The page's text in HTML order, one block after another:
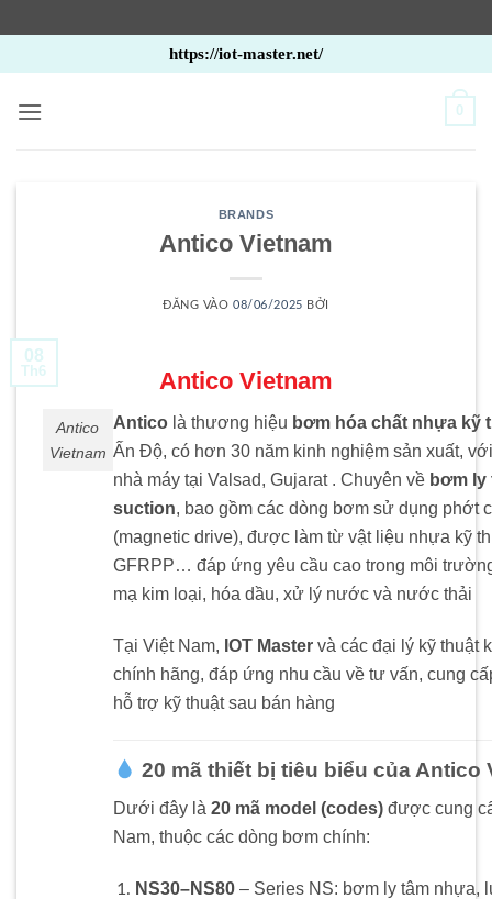
qua
nội
https://iot-master.net/
0
BRANDS
Antico Vietnam
ĐĂNG VÀO08/06/2025 BỞI
08
Th6 Antico Vietnam
Antico
Vietnam
Anticolà thương hiệu bơm hóa chất nhựa kỹ
Ấn Độ, có hơn 30 năm kinh nghiệm sản xuất,
nhà máy tại Valsad, Gujarat . Chuyên về bơm ly
suction, bao gồm các dòng bơm sử dụng phớt
(magnetic drive), được làm từ vật liệu nhựa kỹ
GFRPP… đáp ứng yêu cầu cao trong môi
mạ kim loại, hóa dầu, xử lý nước và nước thải
Tại Việt Nam, IOT Mastervà các đại lý kỹ thuật
chính hãng, đáp ứng nhu cầu về tư vấn, cung
hỗ trợ kỹ thuật sau bán hàng
20 mã thiết bị tiêu biểu của Antico
Dưới đây là 20 mã model (codes)được cung
Nam, thuộc các dòng bơm chính:
NS30–NS80 – Series NS: bơm ly tâm nhựa,